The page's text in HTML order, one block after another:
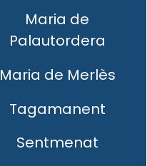
Maria de
Palautordera
Maria de Merlès
Tagamanent
Sentmenat